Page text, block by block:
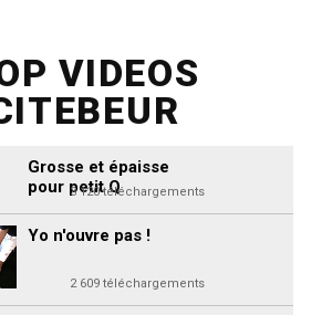
VIDEOS
Grosse et épaisse
pour petit Q
3 120 téléchargements
Yo n'ouvre pas !
2 609 téléchargements